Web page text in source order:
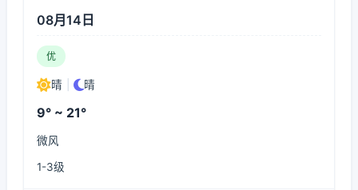
08月14日
优
晴 晴
9° ~ 21°
微风
1-3级